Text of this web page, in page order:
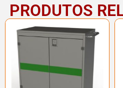
PRODUTOS